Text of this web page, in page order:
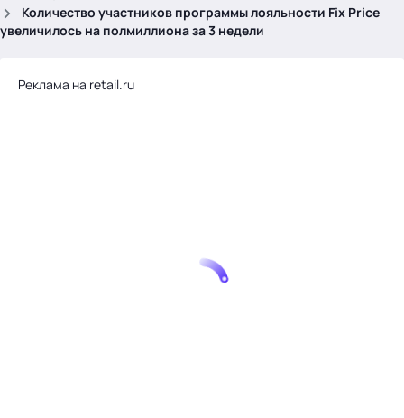
Количество участников программы лояльности Fix Price
увеличилось на полмиллиона за 3 недели
Реклама на retail.ru